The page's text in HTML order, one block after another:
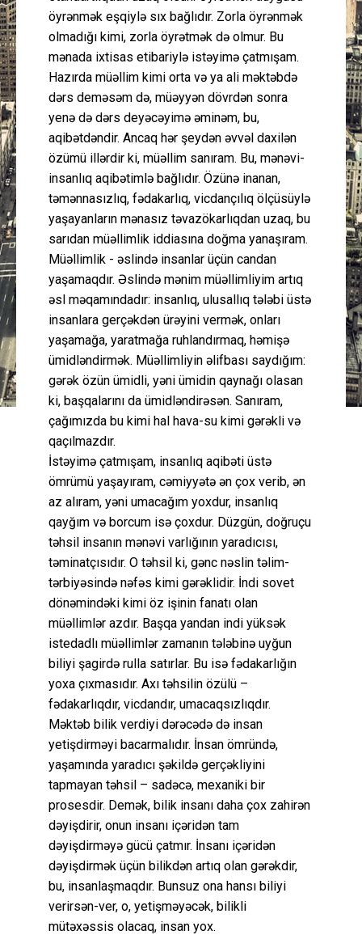
öyrənmək eşqiylə sıx bağlıdır. Zorla öyrənmək
olmadığı kimi, zorla öyrətmək də olmur. Bu
mənada ixtisas etibariylə istəyimə çatmışam.
Hazırda müəllim kimi orta və ya ali məktəbdə
dərs deməsəm də, müəyyən dövrdən sonra
yenə də dərs deyəcəyimə əminəm, bu,
aqibətdəndir. Ancaq hər şeydən əvvəl daxilən
özümü illərdir ki, müəllim sanıram. Bu, mənəvi-
insanlıq aqibətimlə bağlıdır. Özünə inanan,
təmənnasızlıq, fədakarlıq, vicdançılıq ölçüsüylə
yaşayanların mənasız təvazökarlıqdan uzaq, bu
sarıdan müəllimlik iddiasına doğma yanaşıram.
Müəllimlik - əslində insanlar üçün candan
yaşamaqdır. Əslində mənim müəllimliyim artıq
əsl məqamındadır: insanlıq, ulusallıq tələbi üstə
insanlara gerçəkdən ürəyini vermək, onları
yaşamağa, yaratmağa ruhlandırmaq, həmişə
ümidləndirmək. Müəllimliyin əlifbası saydığım:
gərək özün ümidli, yəni ümidin qaynağı olasan
ki, başqalarını da ümidləndirəsən. Sanıram,
çağımızda bu kimi hal hava-su kimi gərəkli və
qaçılmazdır.
İstəyimə çatmışam, insanlıq aqibəti üstə
ömrümü yaşayıram, cəmiyyətə ən çox verib, ən
az alıram, yəni umacağım yoxdur, insanlıq
qayğım və borcum isə çoxdur. Düzgün, doğruçu
təhsil insanın mənəvi varlığının yaradıcısı,
təminatçısıdır. O təhsil ki, gənc nəslin təlim-
tərbiyəsində nəfəs kimi gərəklidir. İndi sovet
dönəmindəki kimi öz işinin fanatı olan
müəllimlər azdır. Başqa yandan indi yüksək
istedadlı müəllimlər zamanın tələbinə uyğun
biliyi şagirdə rulla satırlar. Bu isə fədakarlığın
yoxa çıxmasıdır. Axı təhsilin özülü –
fədakarlıqdır, vicdandır, umacaqsızlıqdır.
Məktəb bilik verdiyi dərəcədə də insan
yetişdirməyi bacarmalıdır. İnsan ömründə,
yaşamında yaradıcı şəkildə gerçəkliyini
tapmayan təhsil – sadəcə, mexaniki bir
prosesdir. Demək, bilik insanı daha çox zahirən
dəyişdirir, onun insanı içəridən tam
dəyişdirməyə gücü çatmır. İnsanı içəridən
dəyişdirmək üçün bilikdən artıq olan gərəkdir,
bu, insanlaşmaqdır. Bunsuz ona hansı biliyi
verirsən-ver, o, yetişməyəcək, bilikli
mütəxəssis olacaq, insan yox.